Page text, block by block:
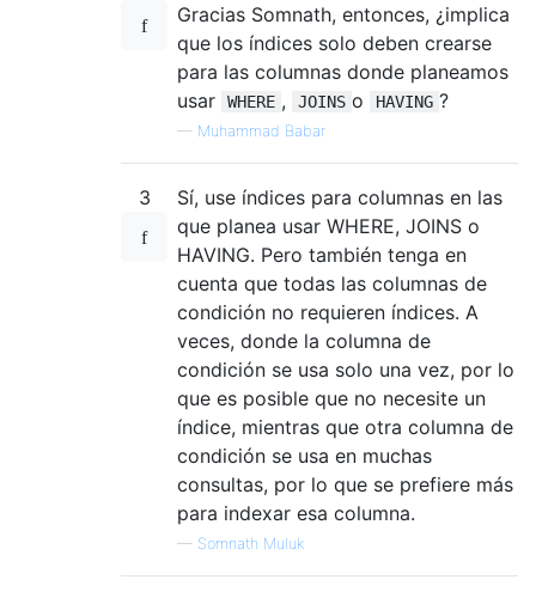
Gracias Somnath, entonces, ¿implica
que los índices solo deben crearse
para las columnas donde planeamos
usar
WHERE , JOINS o HAVING ?
— Muhammad Babar
3
Sí, use índices para columnas en las
que planea usar WHERE, JOINS o
HAVING. Pero también tenga en
cuenta que todas las columnas de
condición no requieren índices. A
veces, donde la columna de
condición se usa solo una vez, por lo
que es posible que no necesite un
índice, mientras que otra columna de
condición se usa en muchas
consultas, por lo que se prefiere más
para indexar esa columna.
— Somnath Muluk